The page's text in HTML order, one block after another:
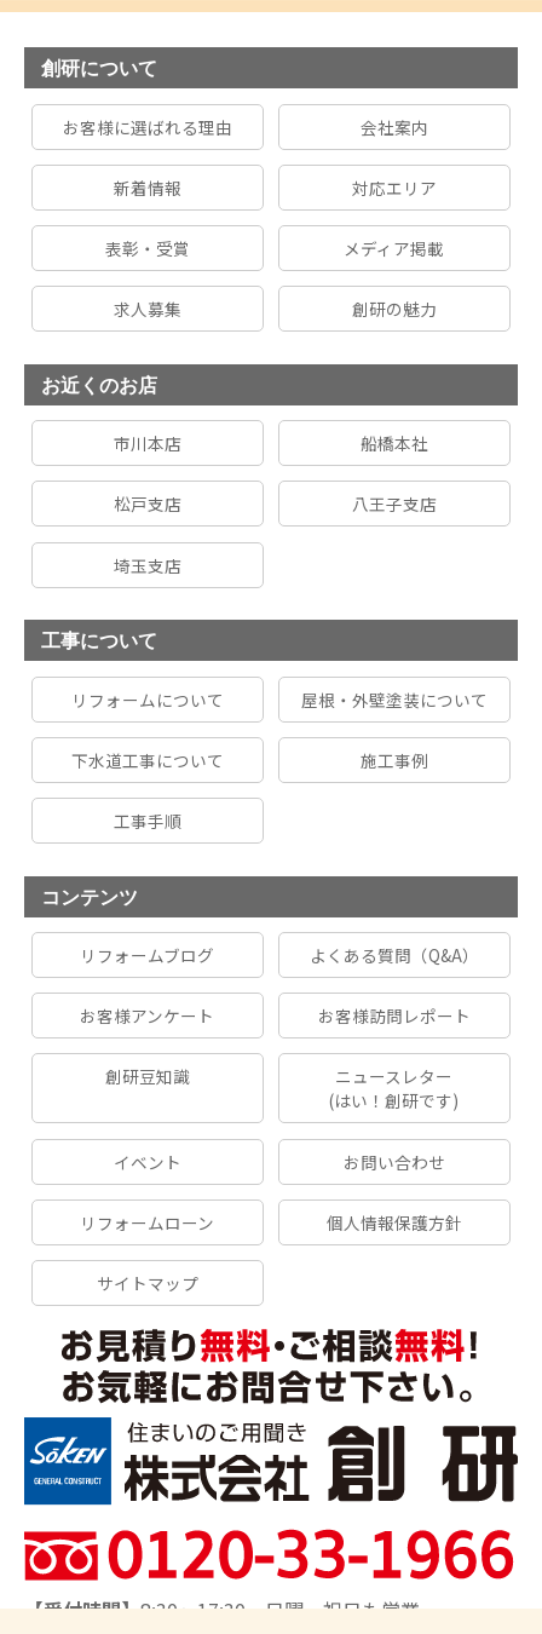
創研について
お客様に選ばれる理由 会社案内
新着情報 対応エリア
表彰・受賞 メディア掲載
求人募集 創研の魅力
お近くのお店
市川本店 船橋本社
松戸支店 八王子支店
埼玉支店
工事について
リフォームについて 屋根・外壁塗装について
下水道工事について 施工事例
工事手順
コンテンツ
リフォームブログ よくある質問（Q&A）
お客様アンケート お客様訪問レポート
創研豆知識
ニュースレター
(はい！創研です)
イベント お問い合わせ
リフォームローン 個人情報保護方針
サイトマップ
【受付時間】8:30～17:30 日曜・祝日も営業